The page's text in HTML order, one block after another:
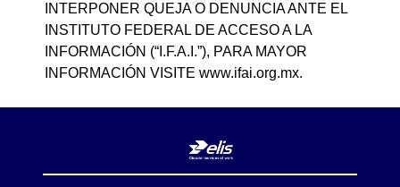
INTERPONER QUEJA O DENUNCIA ANTE EL
INSTITUTO FEDERAL DE ACCESO A LA
INFORMACIÓN (“I.F.A.I.”), PARA MAYOR
INFORMACIÓN VISITE www.ifai.org.mx.